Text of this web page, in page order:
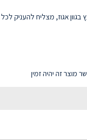
אגוז, מצליח להעניק לכל
זה יהיה זמין